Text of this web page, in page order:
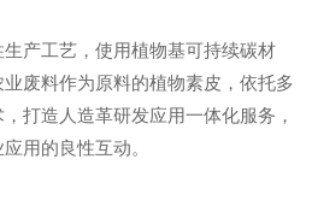
产工艺，使用植物基可持续碳材
废料作为原料的植物素皮，依托多
打造人造革研发应用一体化服务，
用的良性互动。